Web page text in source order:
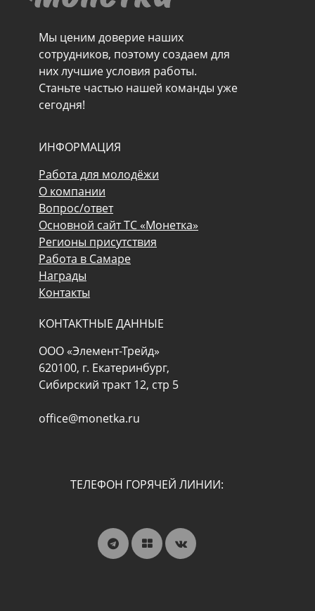
Мы ценим доверие наших
сотрудников, поэтому создаем для
них лучшие условия работы.
Станьте частью нашей команды уже
сегодня!
ИНФОРМАЦИЯ
Работа для молодёжи
О компании
Вопрос/ответ
Основной сайт ТС «Монетка»
Регионы присутствия
Работа в Самаре
Награды
Контакты
КОНТАКТНЫЕ ДАННЫЕ
ООО «Элемент-Трейд»
620100, г. Екатеринбург,
Сибирский тракт 12, стр 5
office@monetka.ru
ТЕЛЕФОН ГОРЯЧЕЙ ЛИНИИ: